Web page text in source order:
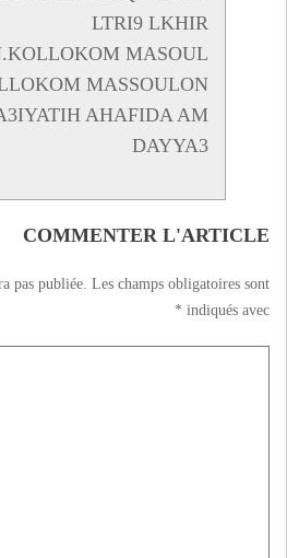
LTRI9 LKHIR
MASOUL
MASSOULON
AHAFIDA AM
DAYYA3
COMMENTER L'ARTICLE
pas publiée. Les champs obligatoires sont
indiqués avec
*